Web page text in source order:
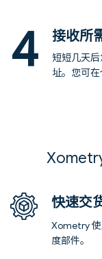
4 接收所
短短几天
址。您可
快速交
Xometry
度部件。